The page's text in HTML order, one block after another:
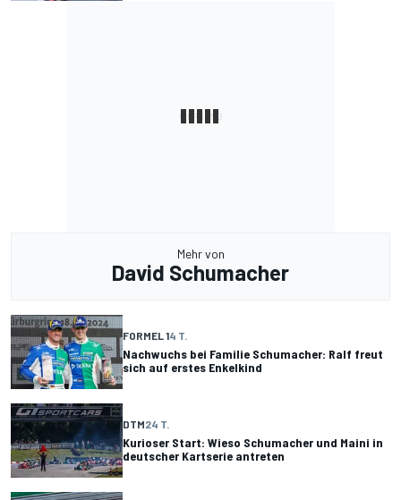
Mehr von
David Schumacher
FORMEL 14 T.
Nachwuchs bei Familie Schumacher: Ralf freut
sich auf erstes Enkelkind
DTM24 T.
Kurioser Start: Wieso Schumacher und Maini in
deutscher Kartserie antreten